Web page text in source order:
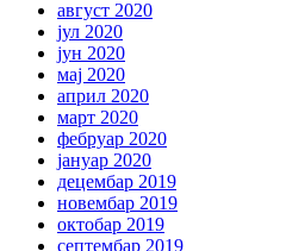
август 2020
јул 2020
јун 2020
мај 2020
април 2020
март 2020
фебруар 2020
јануар 2020
децембар 2019
новембар 2019
октобар 2019
септембар 2019